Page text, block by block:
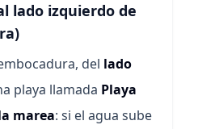
lado izquierdo de
del lado
playa llamada Playa
marea: si el agua sube